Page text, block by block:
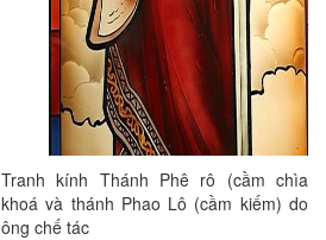
Tranh kính Thánh Phê rô (cầm chìa
khoá và thánh Phao Lô (cầm kiếm) do
ông chế tác